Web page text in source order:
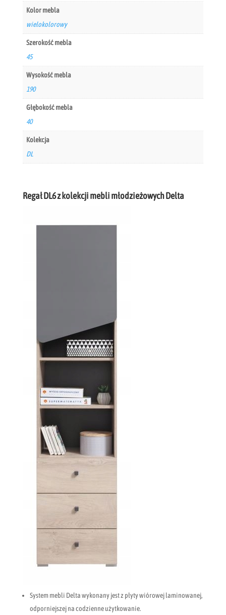
Regał DL6 z kolekcji mebli młodzieżowych Delta
System mebli Delta wykonany jest z płyty wiórowej laminowanej,
odporniejszej na codzienne użytkowanie.
Kolor mebla
wielokolorowy
Szerokość mebla
45
Wysokość mebla
190
Głębokość mebla
40
Kolekcja
DL